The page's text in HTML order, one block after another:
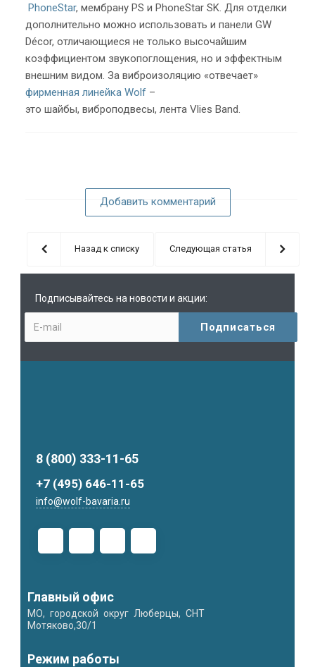
PhoneStar, мембрану PS и PhoneStar SK. Для отделки
дополнительно можно использовать и панели GW
Décor, отличающиеся не только высочайшим
коэффициентом звукопоглощения, но и эффектным
внешним видом. За виброизоляцию «отвечает»
фирменная линейка Wolf –
это шайбы, виброподвесы, лента Vlies Band.
Добавить комментарий
Назад к списку Следующая статья
Подписывайтесь на новости и акции:
8 (800) 333-11-65
+7 (495) 646-11-65
info@wolf-bavaria.ru
Главный офис
МО, городской округ Люберцы, СНТ
Мотяково,30/1
Режим работы